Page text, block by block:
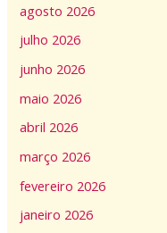
agosto 2026
julho 2026
junho 2026
maio 2026
abril 2026
março 2026
fevereiro 2026
janeiro 2026